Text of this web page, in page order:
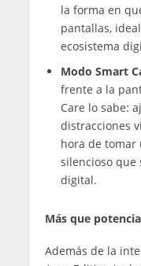
la forma en
pantallas,
ecosistema
Modo Smart
frente a la
Care lo sabe:
distracciones
hora de tomar
silencioso que
digital.
Más que
Además de la